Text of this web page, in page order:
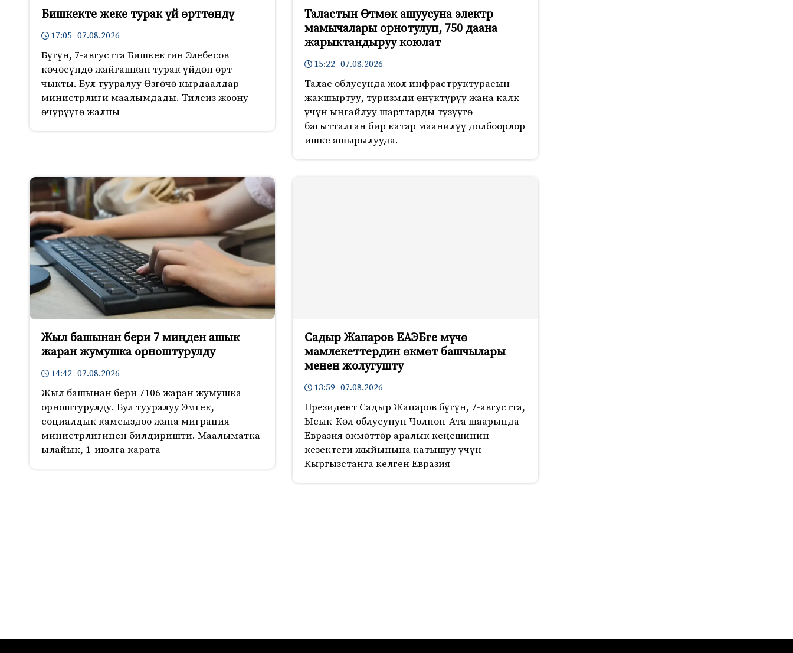
Бишкекте жеке турак үй өрттөндү
17:05 07.08.2026
Бүгүн, 7-августта Бишкектин Элебесов
көчөсүндө жайгашкан турак үйдөн өрт
чыкты. Бул тууралуу Өзгөчө кырдаалдар
министрлиги маалымдады. Тилсиз жоону
өчүрүүгө жалпы
Таластын Өтмөк ашуусуна электр
мамычалары орнотулуп, 750 даана
жарыктандыруу коюлат
15:22 07.08.2026
Талас облусунда жол инфраструктурасын
жакшыртуу, туризмди өнүктүрүү жана калк
үчүн ыңгайлуу шарттарды түзүүгө
багытталган бир катар маанилүү долбоорлор
ишке ашырылууда.
Жыл башынан бери 7 миңден ашык
жаран жумушка орноштурулду
14:42 07.08.2026
Жыл башынан бери 7106 жаран жумушка
орноштурулду. Бул тууралуу Эмгек,
социалдык камсыздоо жана миграция
министрлигинен билдиришти. Маалыматка
ылайык, 1-июлга карата
Садыр Жапаров ЕАЭБге мүчө
мамлекеттердин өкмөт башчылары
менен жолугушту
13:59 07.08.2026
Президент Садыр Жапаров бүгүн, 7-августта,
Ысык-Көл облусунун Чолпон-Ата шаарында
Евразия өкмөттөр аралык кеңешинин
кезектеги жыйынына катышуу үчүн
Кыргызстанга келген Евразия